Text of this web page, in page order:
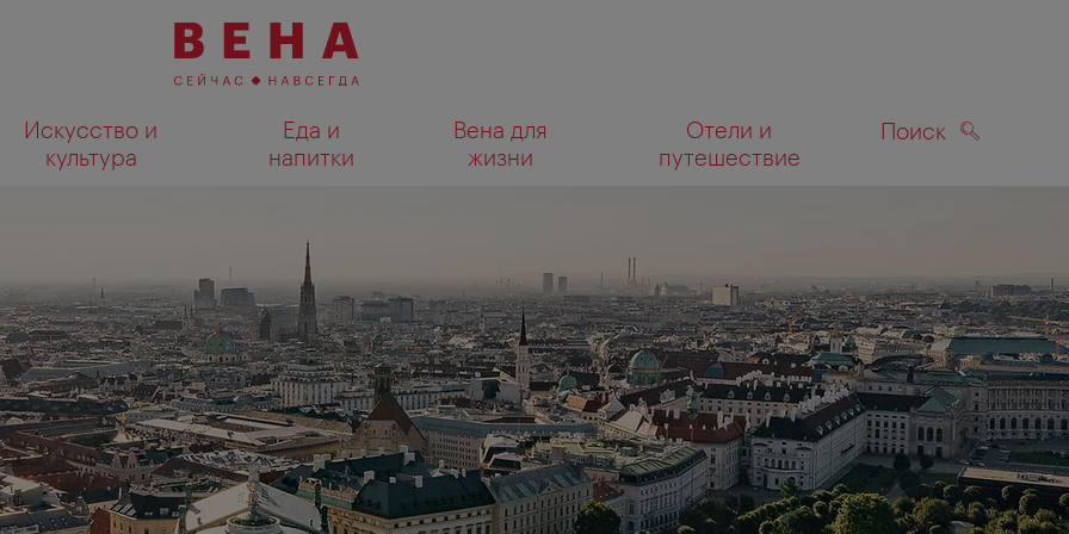
Искусство и
культура
Еда и
напитки
Вена для
жизни
Отели и
путешествие
Поиск